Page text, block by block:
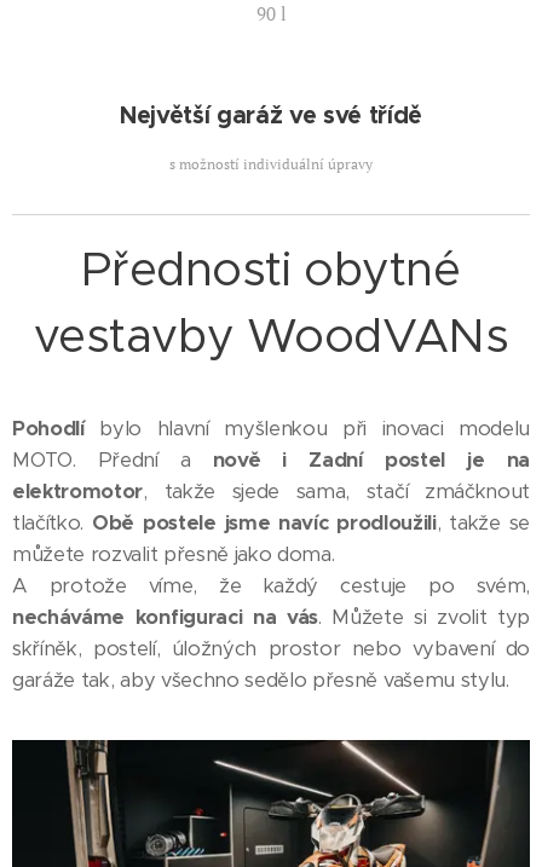
90 l
Největší garáž ve své třídě
s možností individuální úpravy
Přednosti obytné
vestavby WoodVANs
Pohodlíbylo hlavní myšlenkou při inovaci modelu
MOTO. Přední a nově i Zadní postel je na
elektromotor, takže sjede sama, stačí zmáčknout
tlačítko. Obě postele jsme navíc prodloužili, takže se
můžete rozvalit přesně jako doma.
A protože víme, že každý cestuje po svém,
necháváme konfiguraci na vás. Můžete si zvolit typ
skříněk, postelí, úložných prostor nebo vybavení do
garáže tak, aby všechno sedělo přesně vašemu stylu.